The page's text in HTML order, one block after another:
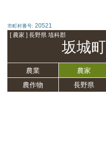
市町村番号: 20521
[ 農家 ] 長野県 埴科郡
坂城町
農業 農家
農作物
長野県